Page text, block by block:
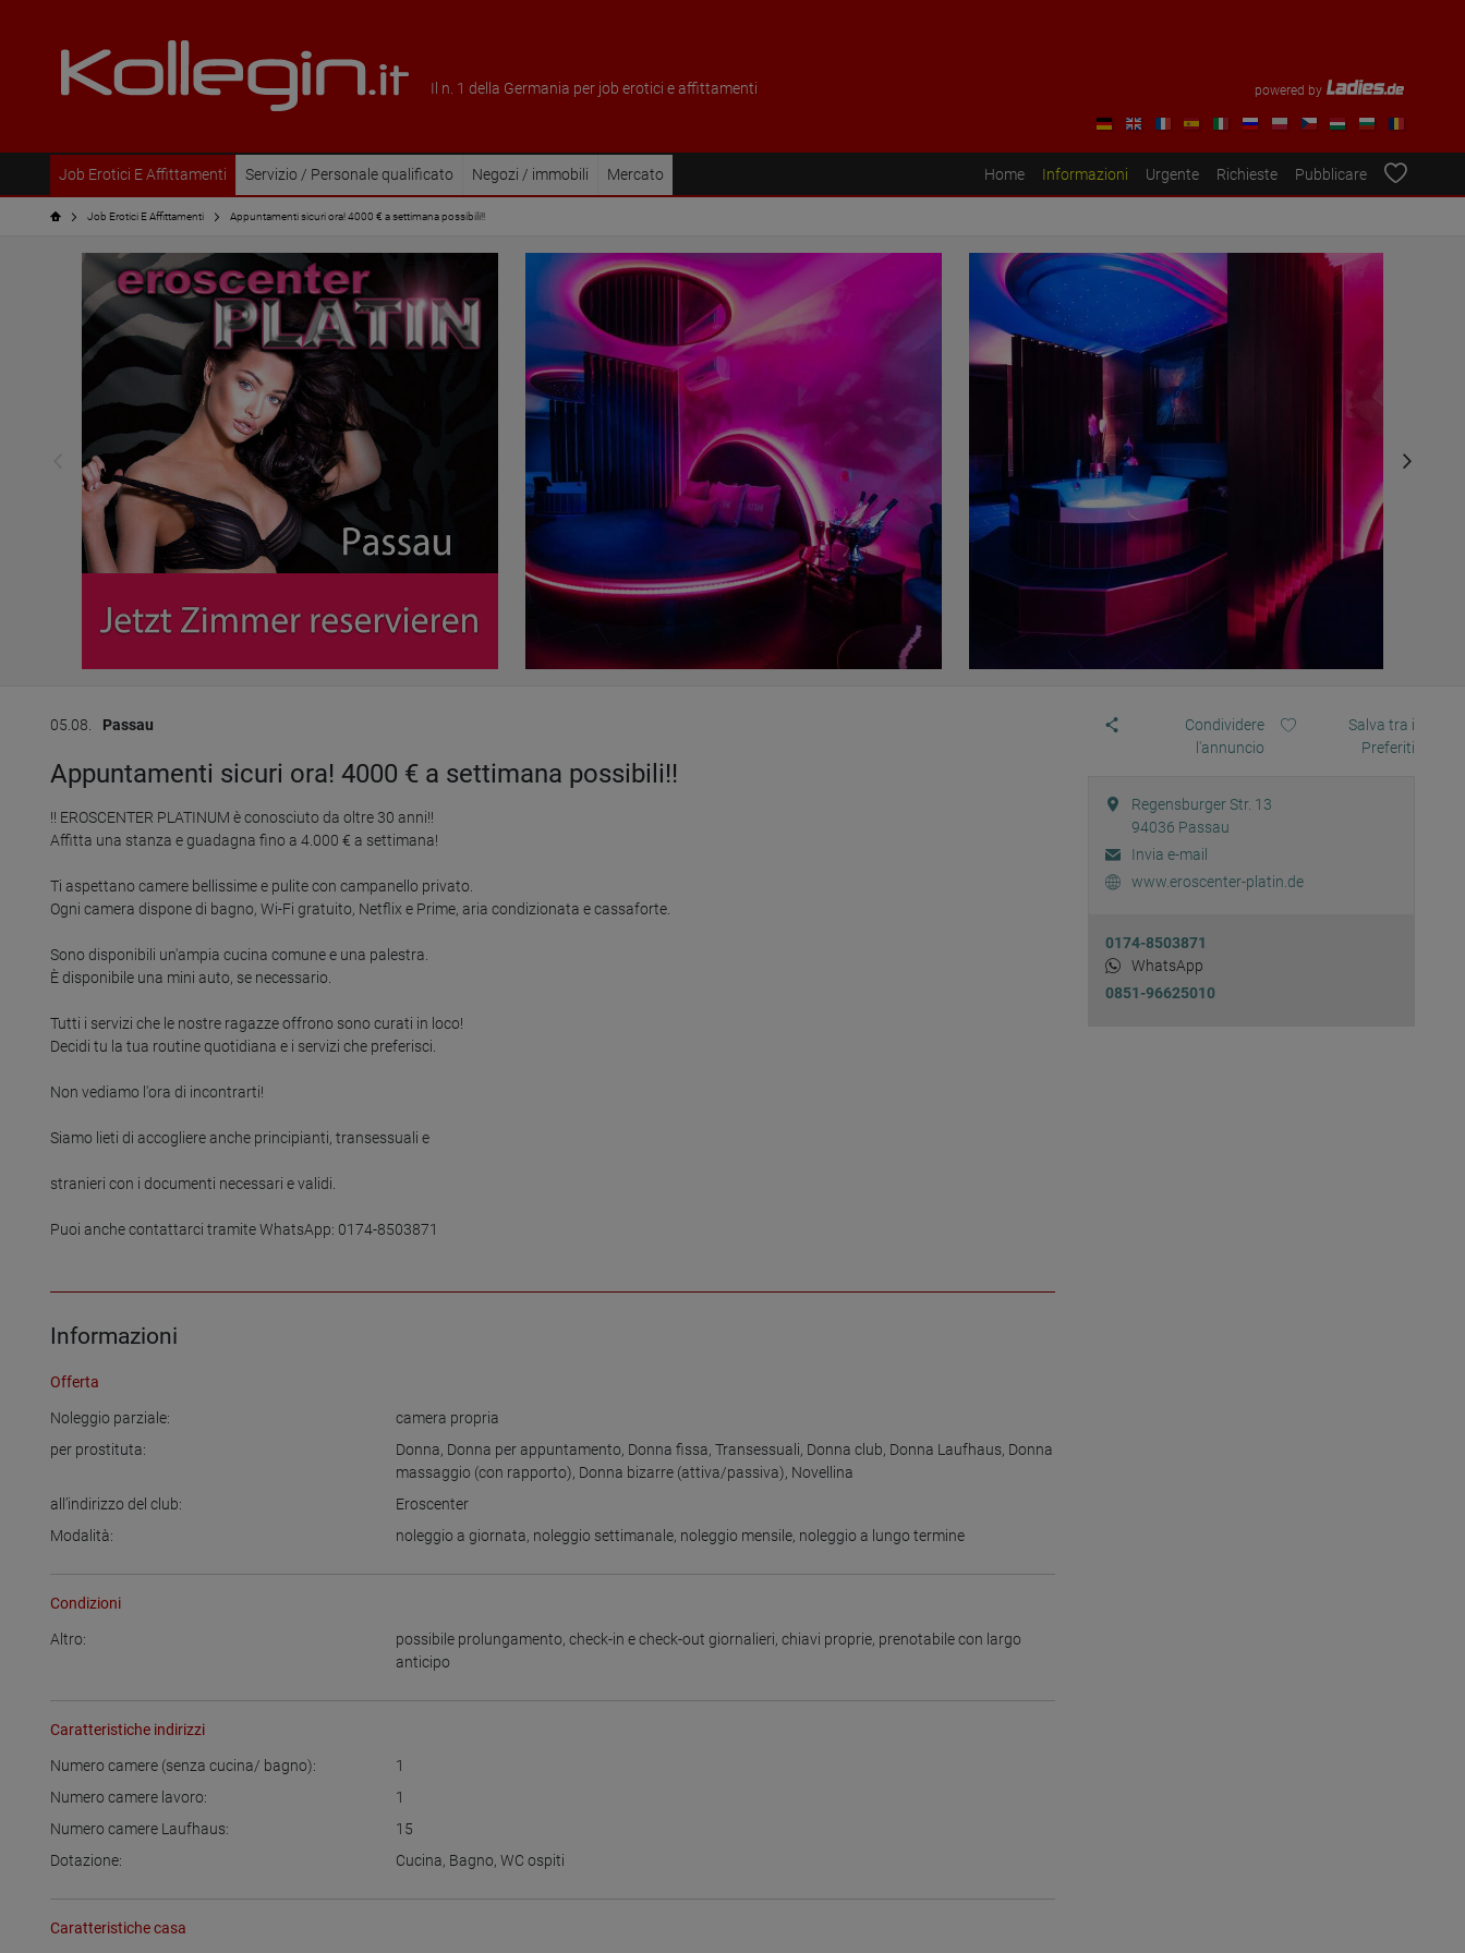
Il n. 1 della Germania per job erotici e affittamenti powered by
Job Erotici E Affittamenti Servizio / Personale qualificato Negozi / immobili Mercato Home Informazioni Urgente Richieste Pubblicare
Job Erotici E Affittamenti Appuntamenti sicuri ora! 4000 € a settimana possibili!!
05.08. Passau
Appuntamenti sicuri ora! 4000 € a settimana possibili!!
!! EROSCENTER PLATINUM è conosciuto da oltre 30 anni!!
Affitta una stanza e guadagna fino a 4.000 € a settimana!
Ti aspettano camere bellissime e pulite con campanello privato.
Ogni camera dispone di bagno, Wi-Fi gratuito, Netflix e Prime, aria condizionata e cassaforte.
Sono disponibili un'ampia cucina comune e una palestra.
È disponibile una mini auto, se necessario.
Tutti i servizi che le nostre ragazze offrono sono curati in loco!
Decidi tu la tua routine quotidiana e i servizi che preferisci.
Non vediamo l'ora di incontrarti!
Siamo lieti di accogliere anche principianti, transessuali e
stranieri con i documenti necessari e validi.
Puoi anche contattarci tramite WhatsApp: 0174-8503871
Informazioni
Offerta
Noleggio parziale:
camera propria
per prostituta:
Donna, Donna per appuntamento, Donna fissa,Transessuali, Donna club, Donna Laufhaus, Donna
massaggio (con rapporto), Donna bizarre (attiva/passiva), Novellina
all’indirizzo del club:
Eroscenter
Modalità:
noleggio a giornata, noleggio settimanale, noleggio mensile, noleggio a lungo termine
Condizioni
Altro: possibile prolungamento,check-in e check-out giornalieri,chiavi proprie, prenotabile con largo
anticipo
Caratteristiche indirizzi
Numero camere (senza cucina/ bagno):
1
Numero camere lavoro:
1
Numero camere Laufhaus:
15
Dotazione:
Cucina, Bagno,WC ospiti
Caratteristiche casa
Condividere
l'annuncio
Salva tra i
Preferiti
Regensburger Str. 13
94036 Passau
Invia e-mail
www.eroscenter-platin.de
0174-8503871
WhatsApp
0851-96625010